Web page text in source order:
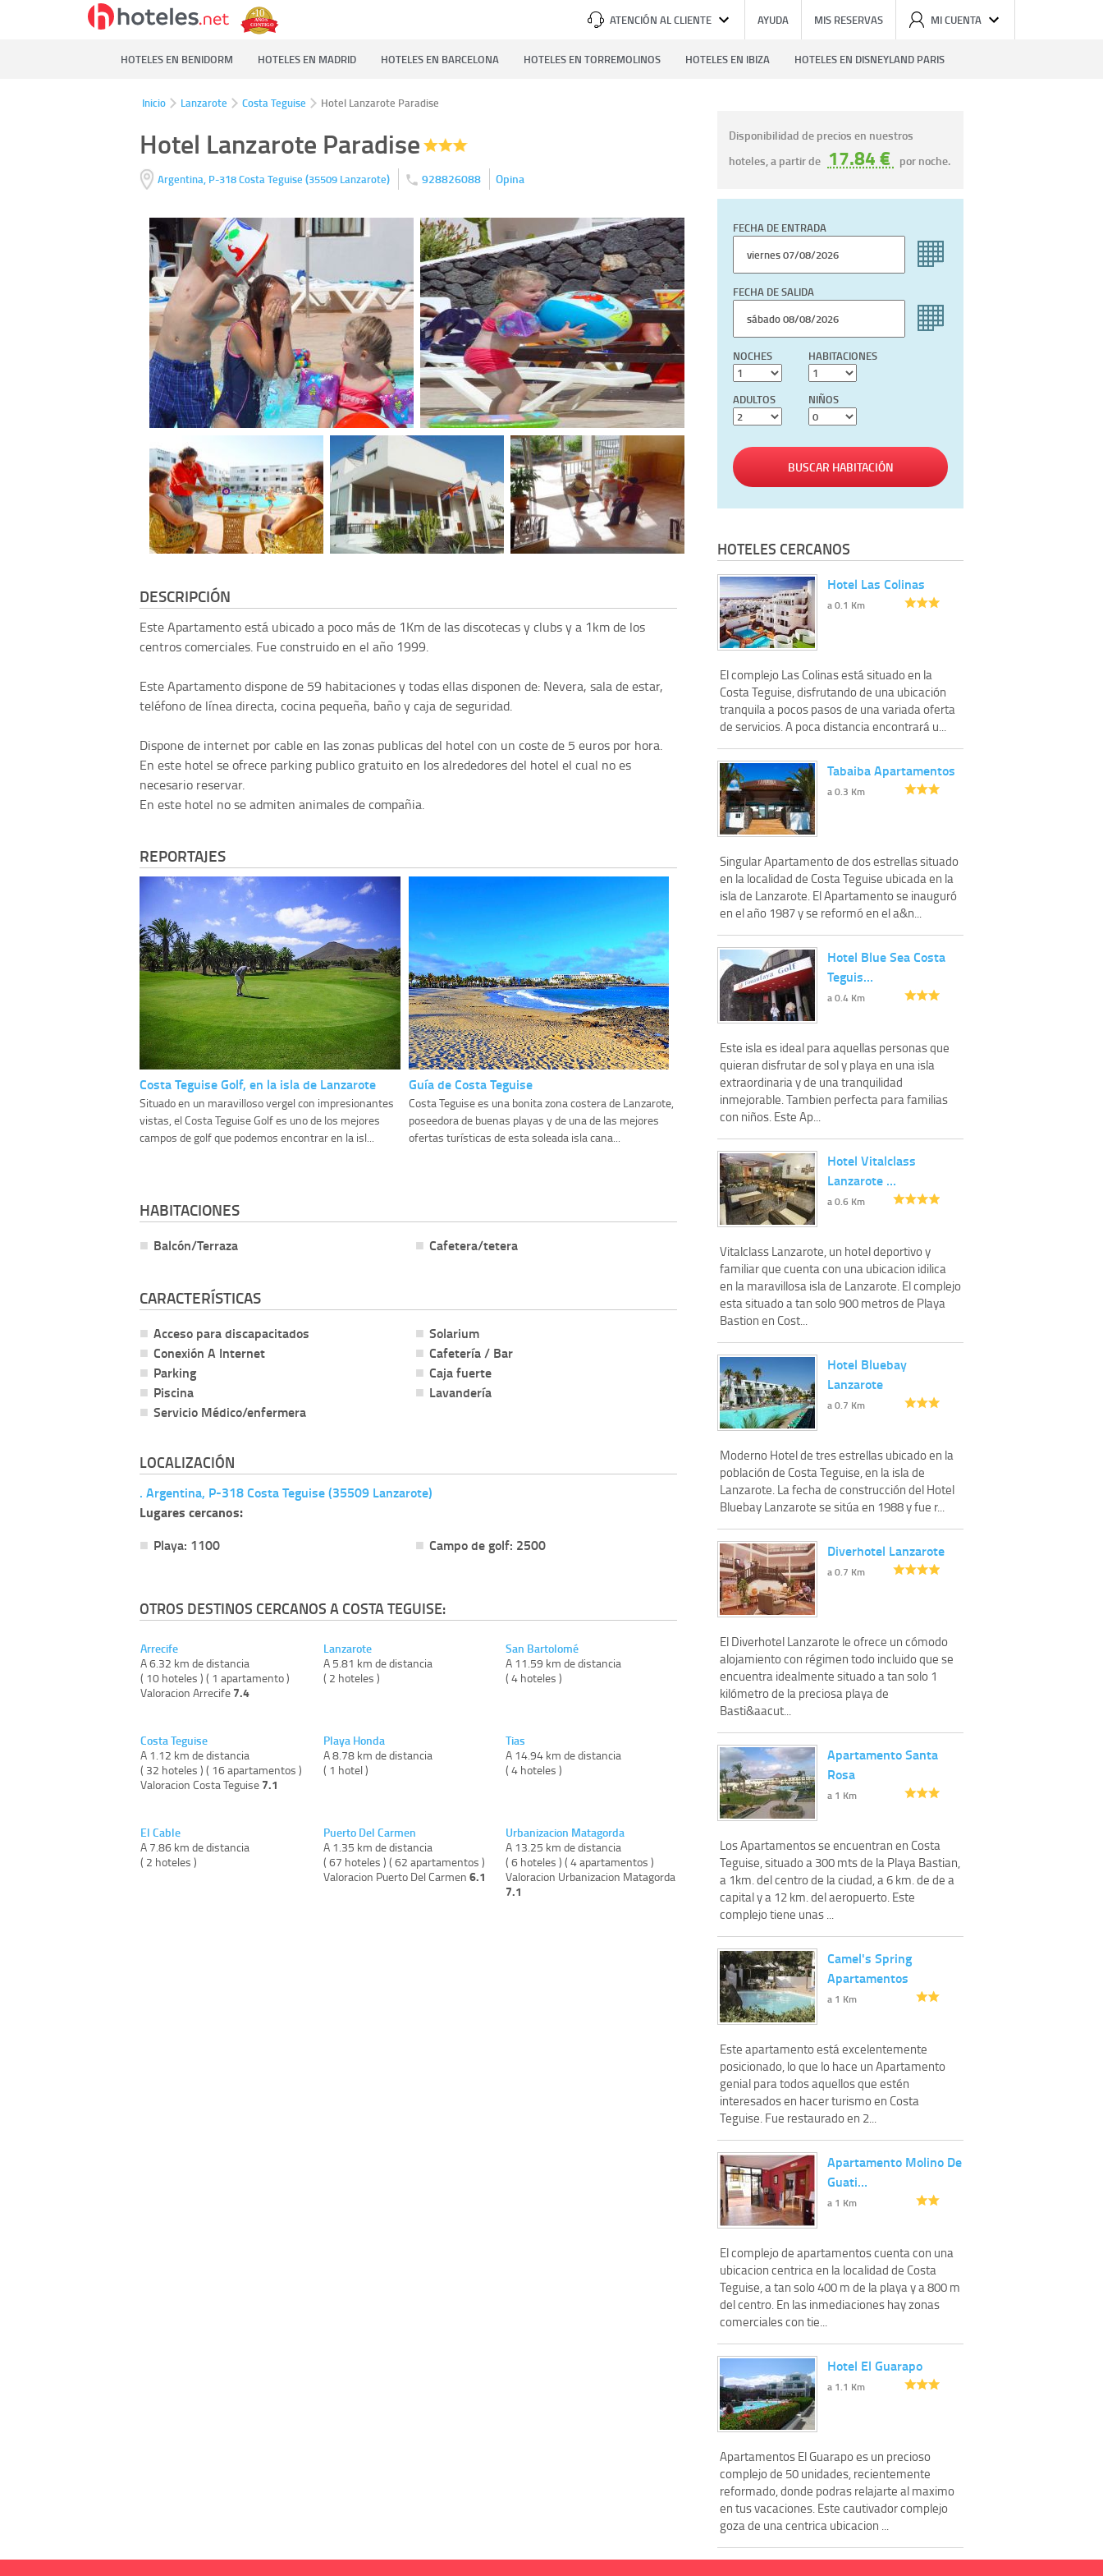
ATENCIÓN AL CLIENTE AYUDA MIS RESERVAS MI CUENTA
HOTELES EN BENIDORM HOTELES EN MADRID HOTELES EN BARCELONA HOTELES EN TORREMOLINOS HOTELES EN IBIZA HOTELES EN DISNEYLAND PARIS
Inicio Lanzarote Costa Teguise Hotel Lanzarote Paradise
Hotel Lanzarote Paradise
Argentina, P-318Costa Teguise (35509 Lanzarote) 928826088 Opina
DESCRIPCIÓN
Este Apartamento está ubicado a poco más de 1Km de las discotecas y clubs y a 1km de los
centros comerciales. Fue construido en el año 1999.
Este Apartamento dispone de 59 habitaciones y todas ellas disponen de: Nevera, sala de estar,
teléfono de línea directa, cocina pequeña, baño y caja de seguridad.
Dispone de internet por cable en las zonas publicas del hotel con un coste de 5 euros por hora.
En este hotel se ofrece parking publico gratuito en los alrededores del hotel el cual no es
necesario reservar.
En este hotel no se admiten animales de compañia.
REPORTAJES
Costa Teguise Golf, en la isla de Lanzarote
Situado en un maravilloso vergel con impresionantes
vistas, el Costa Teguise Golf es uno de los mejores
campos de golf que podemos encontrar en la isl...
Guía de Costa Teguise
Costa Teguise es una bonita zona costera de Lanzarote,
poseedora de buenas playas y de una de las mejores
ofertas turísticas de esta soleada isla cana...
HABITACIONES
Balcón/Terraza Cafetera/tetera
CARACTERÍSTICAS
Acceso para discapacitados
Conexión A Internet
Parking
Piscina
Servicio Médico/enfermera
Solarium
Cafetería / Bar
Caja fuerte
Lavandería
LOCALIZACIÓN
. Argentina, P-318 Costa Teguise (35509 Lanzarote)
Lugares cercanos:
Playa: 1100
Campo de golf: 2500
OTROS DESTINOS CERCANOS A COSTA TEGUISE:
Arrecife
A 6.32 km de distancia
( 10 hoteles ) ( 1 apartamento )
Valoracion Arrecife 7.4
Costa Teguise
A 1.12 km de distancia
( 32 hoteles ) ( 16 apartamentos )
Valoracion Costa Teguise 7.1
El Cable
A 7.86 km de distancia
( 2 hoteles )
Lanzarote
A 5.81 km de distancia
( 2 hoteles )
Playa Honda
A 8.78 km de distancia
( 1 hotel )
Puerto Del Carmen
A 1.35 km de distancia
( 67 hoteles ) ( 62 apartamentos )
Valoracion Puerto Del Carmen 6.1
San Bartolomé
A 11.59 km de distancia
( 4 hoteles )
Tias
A 14.94 km de distancia
( 4 hoteles )
Urbanizacion Matagorda
A 13.25 km de distancia
( 6 hoteles ) ( 4 apartamentos )
Valoracion Urbanizacion Matagorda
7.1
Disponibilidad de precios en nuestros
hoteles, a partir de 17.84 € por noche.
FECHA DE ENTRADA
FECHA DE SALIDA
NOCHES HABITACIONES
ADULTOS NIÑOS
BUSCAR HABITACIÓN
HOTELES CERCANOS
Hotel Las Colinas
a 0.1 Km
El complejo Las Colinas está situado en la
Costa Teguise, disfrutando de una ubicación
tranquila a pocos pasos de una variada oferta
de servicios. A poca distancia encontrará u...
Tabaiba Apartamentos
a 0.3 Km
Singular Apartamento de dos estrellas situado
en la localidad de Costa Teguise ubicada en la
isla de Lanzarote. El Apartamento se inauguró
en el año 1987 y se reformó en el a&n...
Hotel Blue Sea Costa
Teguis…
a 0.4 Km
Este isla es ideal para aquellas personas que
quieran disfrutar de sol y playa en una isla
extraordinaria y de una tranquilidad
inmejorable. Tambien perfecta para familias
con niños. Este Ap...
Hotel Vitalclass
Lanzarote …
a 0.6 Km
Vitalclass Lanzarote, un hotel deportivo y
familiar que cuenta con una ubicacion idilica
en la maravillosa isla de Lanzarote. El complejo
esta situado a tan solo 900 metros de Playa
Bastion en Cost...
Hotel Bluebay
Lanzarote
a 0.7 Km
Moderno Hotel de tres estrellas ubicado en la
población de Costa Teguise, en la isla de
Lanzarote. La fecha de construcción del Hotel
Bluebay Lanzarote se sitúa en 1988 y fue r...
Diverhotel Lanzarote
a 0.7 Km
El Diverhotel Lanzarote le ofrece un cómodo
alojamiento con régimen todo incluido que se
encuentra idealmente situado a tan solo 1
kilómetro de la preciosa playa de
Basti&aacut...
Apartamento Santa
Rosa
a 1 Km
Los Apartamentos se encuentran en Costa
Teguise, situado a 300 mts de la Playa Bastian,
a 1km. del centro de la ciudad, a 6 km. de de a
capital y a 12 km. del aeropuerto. Este
complejo tiene unas ...
Camel's Spring
Apartamentos
a 1 Km
Este apartamento está excelentemente
posicionado, lo que lo hace un Apartamento
genial para todos aquellos que estén
interesados en hacer turismo en Costa
Teguise. Fue restaurado en 2...
Apartamento Molino De
Guati…
a 1 Km
El complejo de apartamentos cuenta con una
ubicacion centrica en la localidad de Costa
Teguise, a tan solo 400 m de la playa y a 800 m
del centro. En las inmediaciones hay zonas
comerciales con tie...
Hotel El Guarapo
a 1.1 Km
Apartamentos El Guarapo es un precioso
complejo de 50 unidades, recientemente
reformado, donde podras relajarte al maximo
en tus vacaciones. Este cautivador complejo
goza de una centrica ubicacion ...